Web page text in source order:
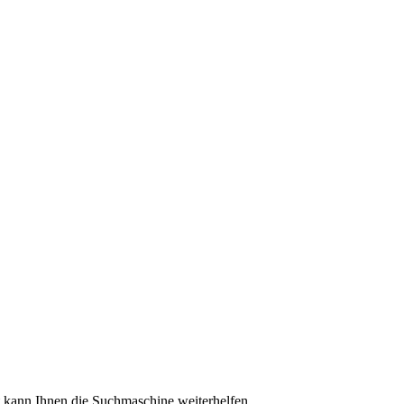
Ihnen die Suchmaschine weiterhelfen.